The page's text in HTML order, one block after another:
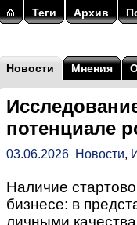
Теги Архив
Новости Мнения
потенциале
03.06.2026 Новости,
Наличие
бизнесе: в
личными